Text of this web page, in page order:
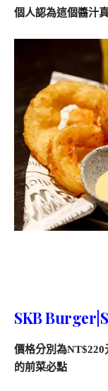
個人認為這個醬汁
SKB
價格分別為
的前菜必點